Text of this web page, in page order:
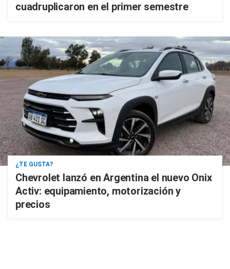
cuadruplicaron en el primer semestre
¿TE GUSTA?
Chevrolet lanzó en Argentina el nuevo Onix
Activ: equipamiento, motorización y
precios